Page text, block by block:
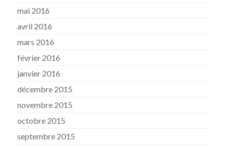
mai 2016
avril 2016
mars 2016
février 2016
janvier 2016
décembre 2015
novembre 2015
octobre 2015
septembre 2015